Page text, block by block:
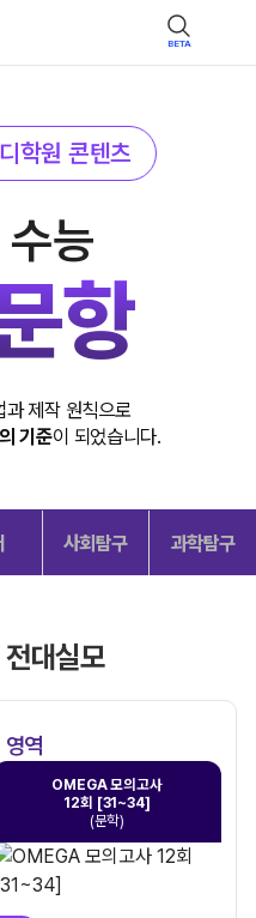
BETA
학원 콘텐츠
능
항
과 제작 원칙으로
기준이 되었습니다.
사회탐구 과학탐구
대실모
역
OMEGA 모의고사
12회 [31~34]
(문학)